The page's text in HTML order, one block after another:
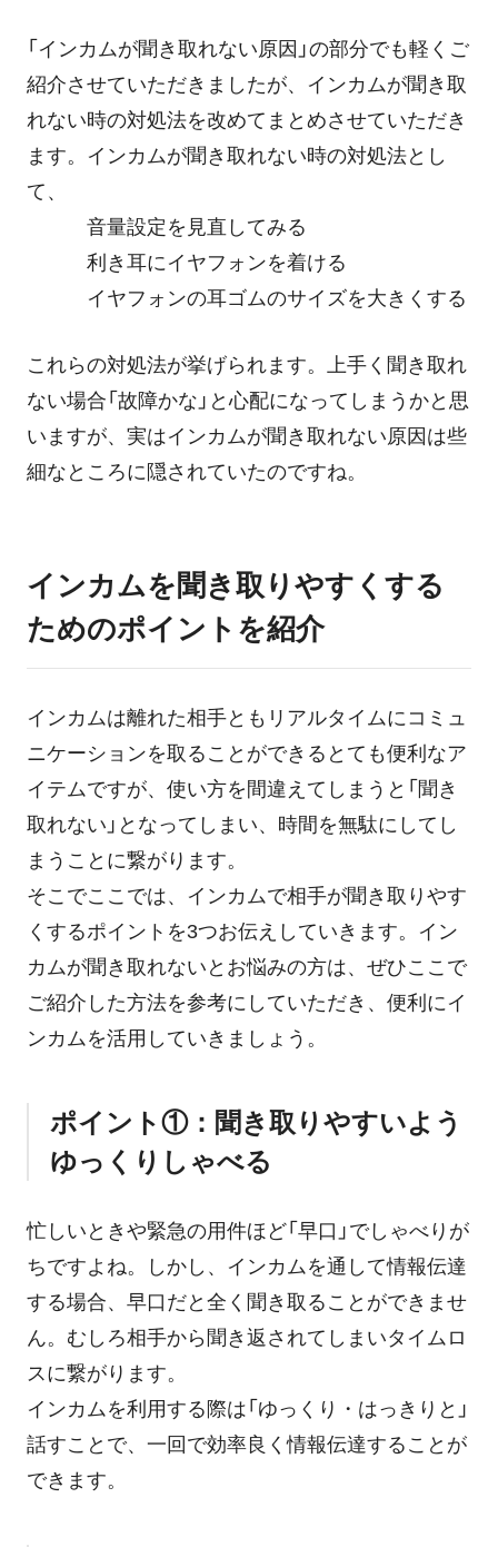
「インカムが聞き取れない原因」の部分でも軽くご
紹介させていただきましたが、インカムが聞き取
れない時の対処法を改めてまとめさせていただき
ます。インカムが聞き取れない時の対処法とし
て、
音量設定を見直してみる
利き耳にイヤフォンを着ける
イヤフォンの耳ゴムのサイズを大きくする
これらの対処法が挙げられます。上手く聞き取れ
ない場合「故障かな」と心配になってしまうかと思
いますが、実はインカムが聞き取れない原因は些
細なところに隠されていたのですね。
インカムを聞き取りやすくする
ためのポイントを紹介
インカムは離れた相手ともリアルタイムにコミュ
ニケーションを取ることができるとても便利なア
イテムですが、使い方を間違えてしまうと「聞き
取れない」となってしまい、時間を無駄にしてし
まうことに繋がります。
そこでここでは、インカムで相手が聞き取りやす
くするポイントを3つお伝えしていきます。イン
カムが聞き取れないとお悩みの方は、ぜひここで
ご紹介した方法を参考にしていただき、便利にイ
ンカムを活用していきましょう。
ポイント①：聞き取りやすいよう
ゆっくりしゃべる
忙しいときや緊急の用件ほど「早口」でしゃべりが
ちですよね。しかし、インカムを通して情報伝達
する場合、早口だと全く聞き取ることができませ
ん。むしろ相手から聞き返されてしまいタイムロ
スに繋がります。
インカムを利用する際は「ゆっくり・はっきりと」
話すことで、一回で効率良く情報伝達することが
できます。